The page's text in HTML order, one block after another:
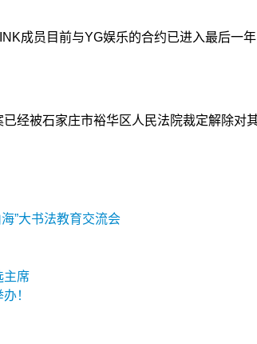
员目前与YG娱乐的合约已进入最后一
被石家庄市裕华区人民法院裁定解除对
”大书法教育交流会
主席
！